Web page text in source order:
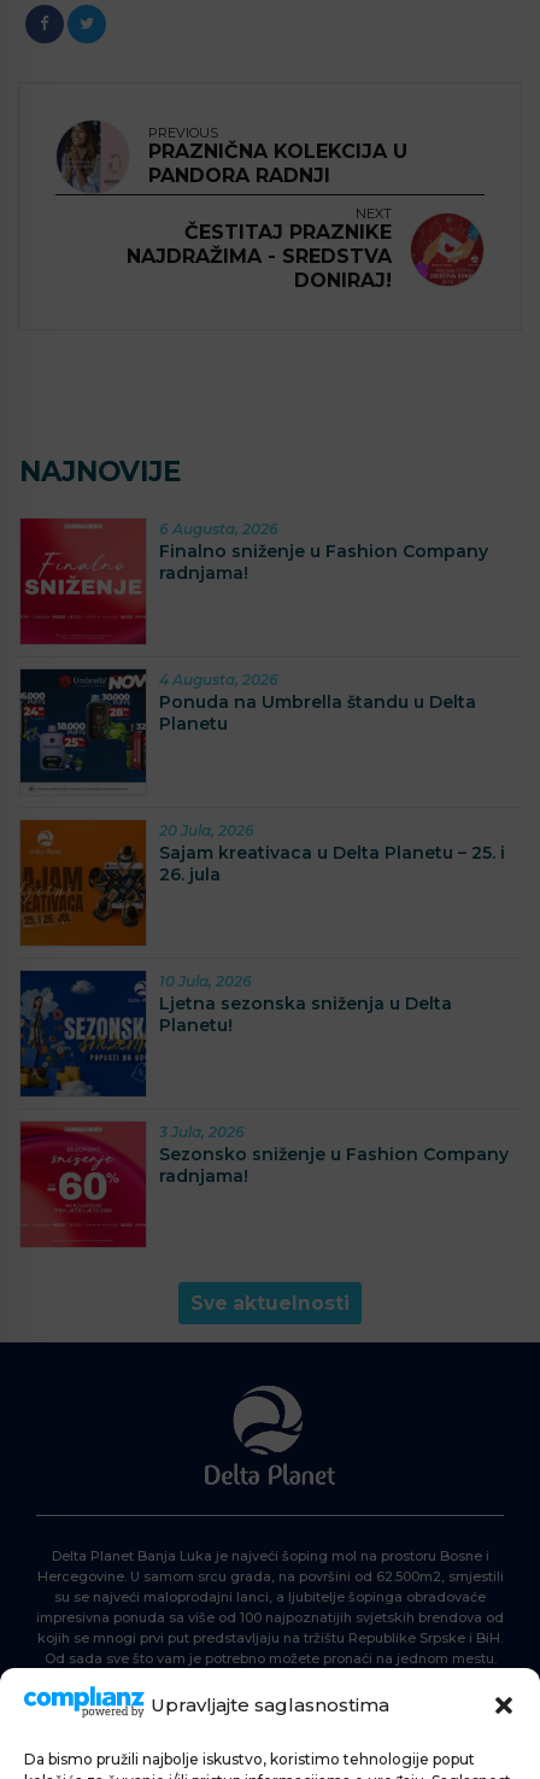
Upravljajte saglasnostima
Da bismo pružili najbolje iskustvo, koristimo tehnologije poput
PREVIOUS
PRAZNIČNA KOLEKCIJA U
PANDORA RADNJI
NEXT
ČESTITAJ PRAZNIKE
NAJDRAŽIMA - SREDSTVA
DONIRAJ!
NAJNOVIJE
6 Augusta, 2026
Finalno sniženje u Fashion Company
radnjama!
4 Augusta, 2026
Ponuda na Umbrella štandu u Delta
Planetu
20 Jula, 2026
Sajam kreativaca u Delta Planetu – 25. i
26. jula
10 Jula, 2026
Ljetna sezonska sniženja u Delta
Planetu!
3 Jula, 2026
Sezonsko sniženje u Fashion Company
radnjama!
Sve aktuelnosti
Delta Planet Banja Luka je najveći šoping mol na prostoru Bosne i
Hercegovine. U samom srcu grada, na površini od 62.500m2, smjestili
su se najveći maloprodajni lanci, a ljubitelje šopinga obradovaće
impresivna ponuda sa više od 100 najpoznatijih svjetskih brendova od
kojih se mnogi prvi put predstavljaju na tržištu Republike Srpske i BiH.
Od sada sve što vam je potrebno možete pronaći na jednom mestu.